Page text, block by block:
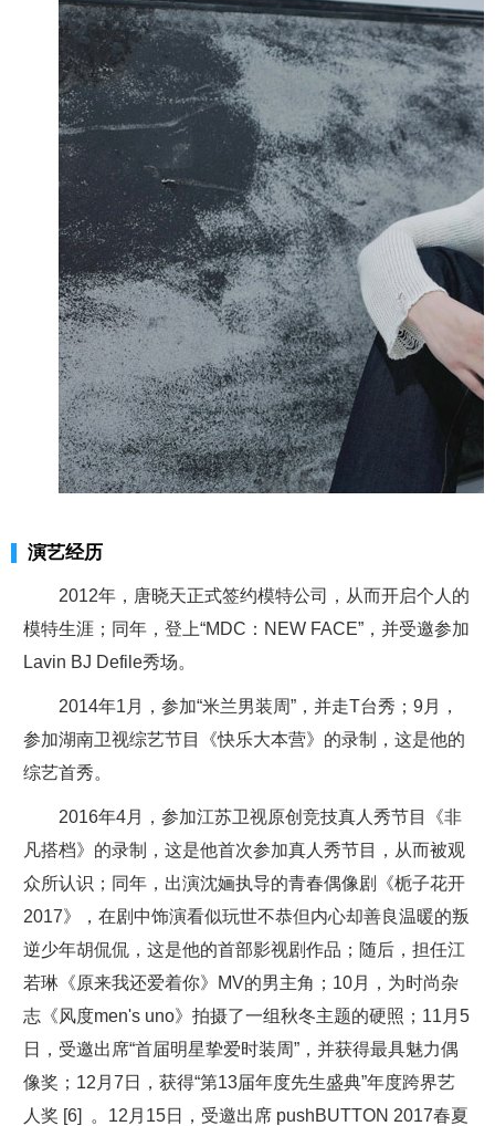
演艺经历
2012年，唐晓天正式签约模特公司，从而开启个人的
模特生涯；同年，登上“MDC：NEW FACE”，并受邀参加
Lavin BJ Defile秀场。
2014年1月，参加“米兰男装周”，并走T台秀；9月，
参加湖南卫视综艺节目《快乐大本营》的录制，这是他的
综艺首秀。
2016年4月，参加江苏卫视原创竞技真人秀节目《非
凡搭档》的录制，这是他首次参加真人秀节目，从而被观
众所认识；同年，出演沈婳执导的青春偶像剧《栀子花开
2017》，在剧中饰演看似玩世不恭但内心却善良温暖的叛
逆少年胡侃侃，这是他的首部影视剧作品；随后，担任江
若琳《原来我还爱着你》MV的男主角；10月，为时尚杂
志《风度men's uno》拍摄了一组秋冬主题的硬照；11月5
日，受邀出席“首届明星挚爱时装周”，并获得最具魅力偶
像奖；12月7日，获得“第13届年度先生盛典”年度跨界艺
人奖 [6] 。12月15日，受邀出席 pushBUTTON 2017春夏